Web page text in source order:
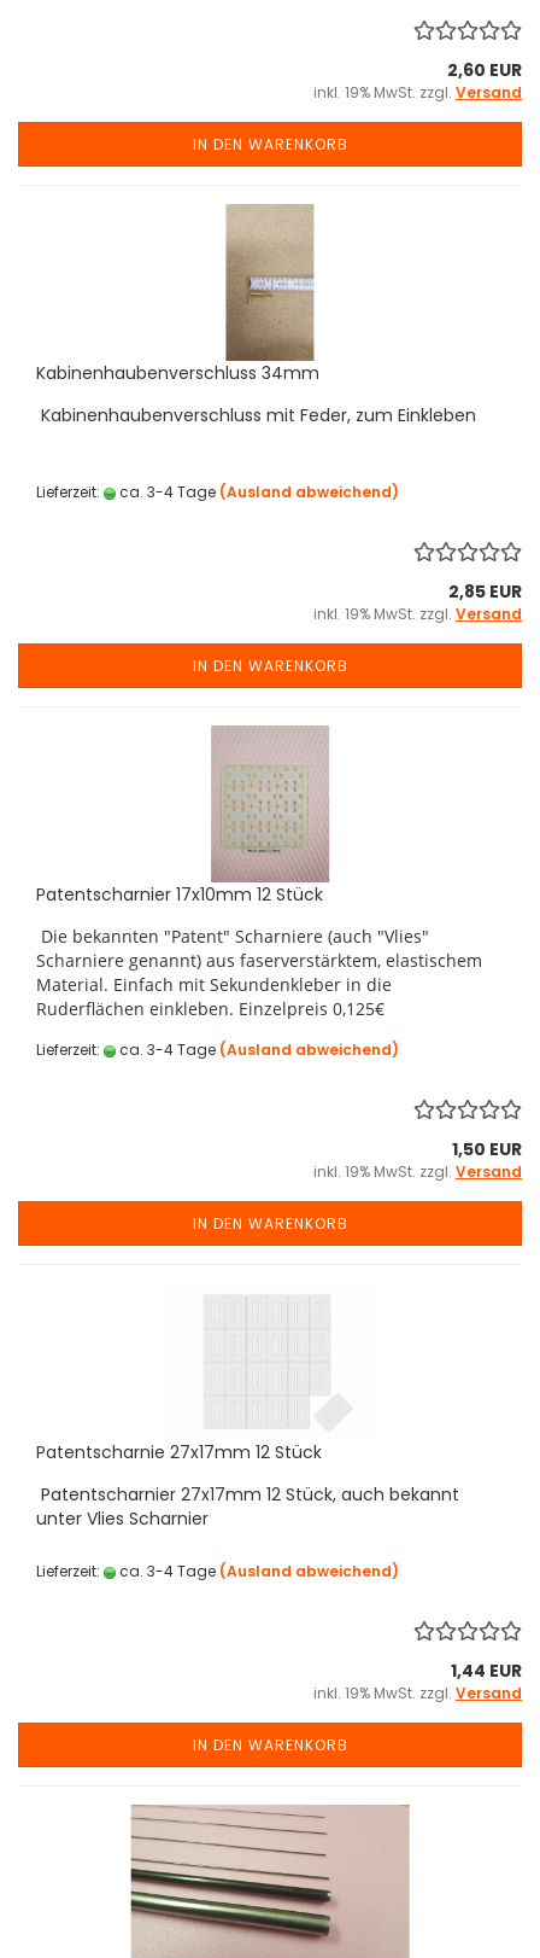
2,60 EUR
inkl. 19% MwSt. zzgl. Versand
IN DEN WARENKORB
Kabinenhaubenverschluss 34mm
Kabinenhaubenverschluss mit Feder, zum Einkleben
Lieferzeit: ca. 3-4 Tage (Ausland abweichend)
2,85 EUR
inkl. 19% MwSt. zzgl. Versand
IN DEN WARENKORB
Patentscharnier 17x10mm 12 Stück
Die bekannten "Patent" Scharniere (auch "Vlies"
Scharniere genannt) aus faserverstärktem, elastischem
Material. Einfach mit Sekundenkleber in die
Ruderflächen einkleben. Einzelpreis 0,125€
Lieferzeit: ca. 3-4 Tage (Ausland abweichend)
1,50 EUR
inkl. 19% MwSt. zzgl. Versand
IN DEN WARENKORB
Patentscharnie 27x17mm 12 Stück
Patentscharnier 27x17mm 12 Stück, auch bekannt
unter Vlies Scharnier
Lieferzeit: ca. 3-4 Tage (Ausland abweichend)
1,44 EUR
inkl. 19% MwSt. zzgl. Versand
IN DEN WARENKORB